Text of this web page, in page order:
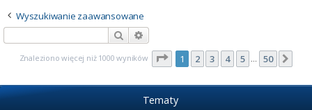
Wyszukiwanie zaawansowane
Szukaj
Znaleziono więcej niż 1000 wyników Strona z50
1 2 3 4 5 … 50
Tematy